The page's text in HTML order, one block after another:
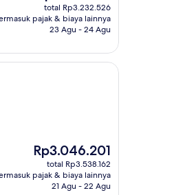
sekarang
Rp2.783.061
total Rp3.232.526
pajak & biaya lainnya
23 Agu - 24 Agu
Harga
sekarang
Rp3.046.201
Rp3.046.201
total Rp3.538.162
pajak & biaya lainnya
21 Agu - 22 Agu